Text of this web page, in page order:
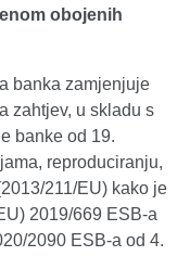
obojenih
banka zamjenjuje
zahtjev, u skladu s
banke od 19.
reproduciranju,
211/EU) kako je
2019/669 ESB-a
2090 ESB-a od 4.